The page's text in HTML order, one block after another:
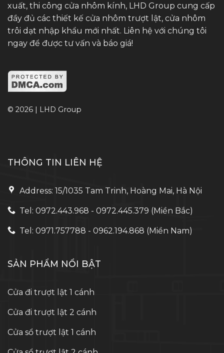
xuất, thi công cửa nhôm kính, LHD Group cung cấp
đầy đủ các thiết kế cửa nhôm trượt lật, cửa nhôm
trôi dạt nhập khẩu mới nhất. Liên hệ với chúng tôi
ngay để được tư vấn và báo giá!
© 2026 | LHD Group
THÔNG TIN LIÊN HỆ
Address: 15/1035 Tam Trinh, Hoàng Mai, Hà Nội
Tel: 0972.443.968 - 0972.445.379 (Miền Bắc)
Tel: 0971.757788 - 0962.194.868 (Miền Nam)
SẢN PHẨM NỔI BẬT
Cửa đi trượt lật 1 cánh
Cửa đi trượt lật 2 cánh
Cửa sổ trượt lật 1 cánh